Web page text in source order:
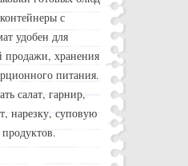
с
удобен для
продажи, хранения
питания.
салат, гарнир,
нарезку, суповую